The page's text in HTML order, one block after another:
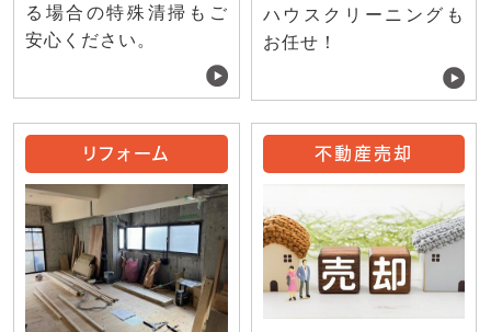
る場合の特殊清掃もご
安心ください。
ハウスクリーニングも
お任せ！
リフォーム 不動産売却